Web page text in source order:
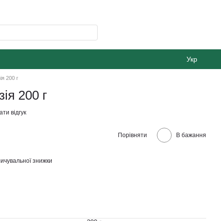
Укр
200 г
200 г
відгук
Порівняти В бажання
знижки